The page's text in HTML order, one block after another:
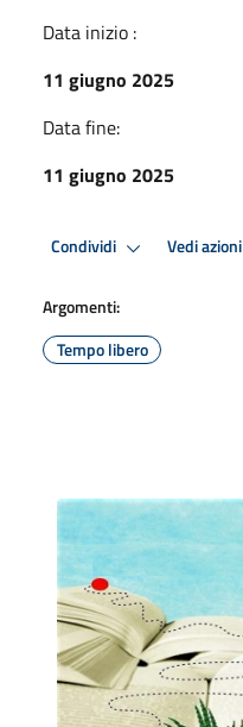
Data inizio :
11 giugno 2025
Data fine:
11 giugno 2025
Condividi Vedi azioni
Argomenti:
Tempo libero